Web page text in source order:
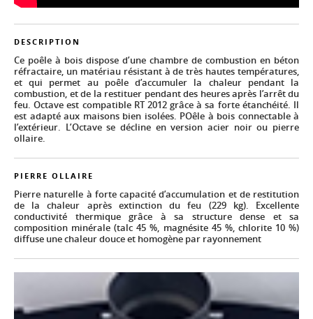
DESCRIPTION
Ce poêle à bois dispose d’une chambre de combustion en béton
réfractaire, un matériau résistant à de très hautes températures,
et qui permet au poêle d’accumuler la chaleur pendant la
combustion, et de la restituer pendant des heures après l’arrêt du
feu. Octave est compatible RT 2012 grâce à sa forte étanchéité. Il
est adapté aux maisons bien isolées. POêle à bois connectable à
l’extérieur. L’Octave se décline en version acier noir ou pierre
ollaire.
PIERRE OLLAIRE
Pierre naturelle à forte capacité d’accumulation et de restitution
de la chaleur après extinction du feu (229 kg). Excellente
conductivité thermique grâce à sa structure dense et sa
composition minérale (talc 45 %, magnésite 45 %, chlorite 10 %)
diffuse une chaleur douce et homogène par rayonnement